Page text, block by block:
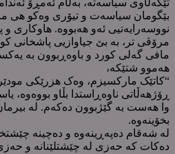
تێکەڵاوی سیاسەتە، بەڵام ئەمڕۆ
بێگومان سیاسەت و تیۆری وەکو هی
نووسەرایەتیی ئەو هەبووە. هاوکاری
مرۆڤی تر، بە بێ جیاوازیی پاشخانی
مافی گەلی کورد و باوەڕبوون بە
هەموو شتێکە،
“کاتێک مارکسیزم، وەک هزرێکی
ڕۆژهەڵاتی ناوەڕاستدا بڵاو بووەوە،
وا هەست بە گێژبوون دەکەم. لە
بخۆینەوە.
لە شەقام دەپەڕینەوە و دەچینە
دەکات کە حەزی لە چێشتلێنانە و